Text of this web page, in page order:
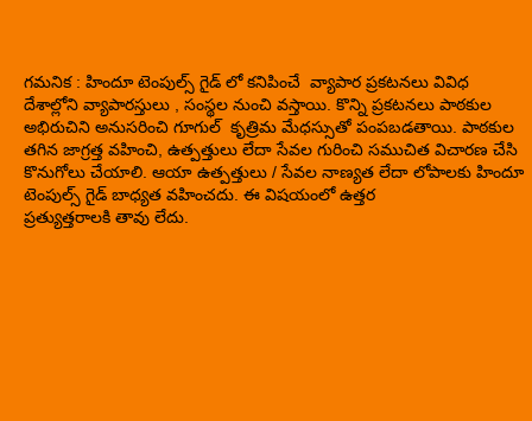
గమనిక : హిందూ టెంపుల్స్ గైడ్ లో కనిపించే వ్యాపార ప్రకటనలు వివిధ
దేశాల్లోని వ్యాపారస్తులు , సంస్థల నుంచి వస్తాయి. కొన్ని ప్రకటనలు పాఠకుల
అభిరుచిని అనుసరించి గూగుల్ కృత్రిమ మేధస్సుతో పంపబడతాయి. పాఠకుల
తగిన జాగ్రత్త వహించి, ఉత్పత్తులు లేదా సేవల గురించి సముచిత విచారణ చేసి
కొనుగోలు చేయాలి. ఆయా ఉత్పత్తులు / సేవల నాణ్యత లేదా లోపాలకు హిందూ
టెంపుల్స్ గైడ్ బాధ్యత వహించదు. ఈ విషయంలో ఉత్తర
ప్రత్యుత్తరాలకి తావు లేదు.